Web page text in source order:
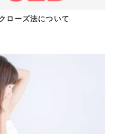
ローズ法について